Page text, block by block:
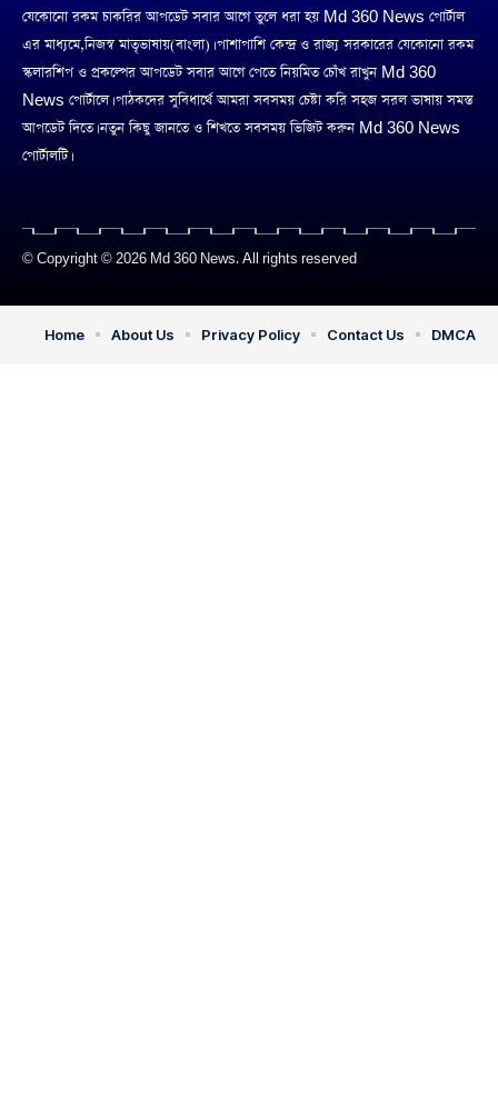
যেকোনো রকম চাকরির আপডেট সবার আগে তুলে ধরা হয় Md 360 News পোর্টাল
এর মাধ্যমে,নিজস্ব মাতৃভাষায়(বাংলা)। পাশাপাশি কেন্দ্র ও রাজ্য সরকারের যেকোনো রকম
স্কলারশিপ ও প্রকল্পের আপডেট সবার আগে পেতে নিয়মিত চোঁখ রাখুন Md 360
News পোর্টালে। পাঠকদের সুবিধার্থে আমরা সবসময় চেষ্টা করি সহজ সরল ভাষায় সমস্ত
আপডেট দিতে। নতুন কিছু জানতে ও শিখতে সবসময় ভিজিট করুন Md 360 News
পোর্টালটি।
© Copyright © 2026 Md 360 News. All rights reserved
Home About Us Privacy Policy Contact Us DMCA